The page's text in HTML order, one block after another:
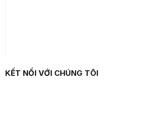
KẾT NỐI VỚI CHÚNG TÔI